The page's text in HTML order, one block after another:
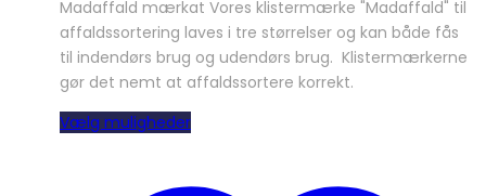
Madaffald mærkat Vores klistermærke "Madaffald" til
affaldssortering laves i tre størrelser og kan både fås
til indendørs brug og udendørs brug. Klistermærkerne
gør det nemt at affaldssortere korrekt.
Vælg mulighederDette